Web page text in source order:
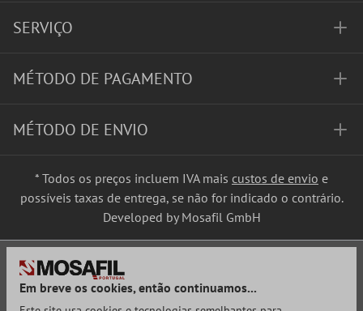
SERVIÇO
MÉTODO DE PAGAMENTO
MÉTODO DE ENVIO
* Todos os preços incluem IVA mais custos de envio e
possíveis taxas de entrega, se não for indicado o contrário.
Developed by Mosafil GmbH
Em breve os cookies, então continuamos...